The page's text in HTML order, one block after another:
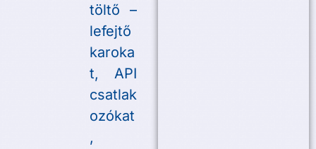
töltő –
lefejtő
karoka
t, API
csatlak
ozókat
,